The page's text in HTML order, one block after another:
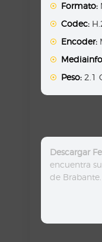
Formato:
Codec:
Encoder:
Peso: 2.1
Descargar
encuentra
de Brabante.